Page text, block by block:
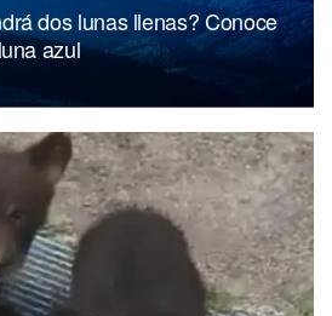
dos lunas llenas? Conoce
azul